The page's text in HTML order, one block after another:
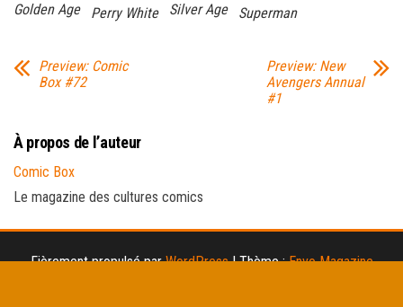
Golden Age
Perry White Silver Age Superman
Preview: Comic
Box #72
Preview: New
Avengers Annual
#1
À propos de l’auteur
Comic Box
Le magazine des cultures comics
Fièrement propulsé parWordPress |Thème :Envo Magazine